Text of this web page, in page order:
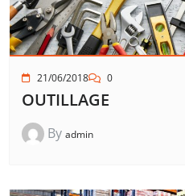
21/06/2018 0
OUTILLAGE
By admin